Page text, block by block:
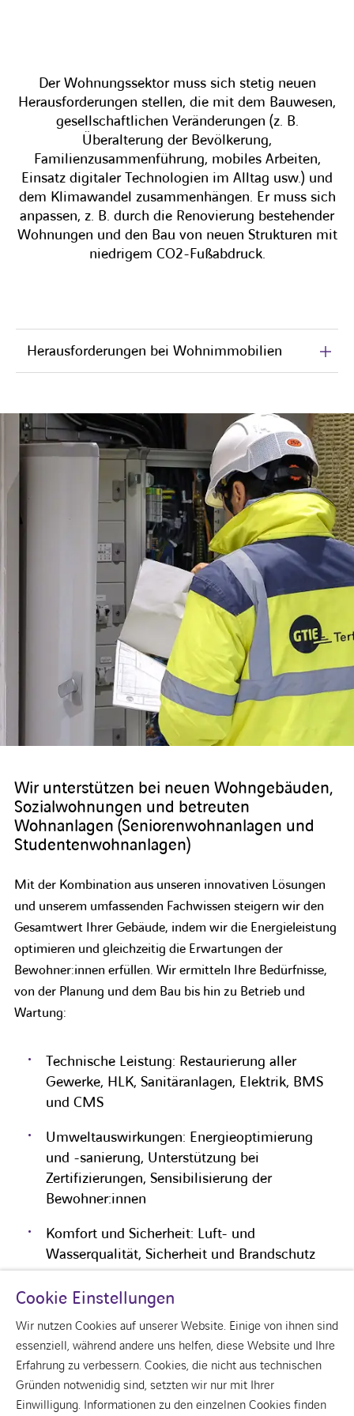
Der Wohnungssektor muss sich stetig neuen
Herausforderungen stellen, die mit dem Bauwesen,
gesellschaftlichen Veränderungen (z. B.
Überalterung der Bevölkerung,
Familienzusammenführung, mobiles Arbeiten,
Einsatz digitaler Technologien im Alltag usw.) und
dem Klimawandel zusammenhängen. Er muss sich
anpassen, z. B. durch die Renovierung bestehender
Wohnungen und den Bau von neuen Strukturen mit
niedrigem CO2-Fußabdruck.
Herausforderungen bei Wohnimmobilien
Wir unterstützen bei neuen Wohngebäuden,
Sozialwohnungen und betreuten
Wohnanlagen (Seniorenwohnanlagen und
Studentenwohnanlagen)
Mit der Kombination aus unseren innovativen Lösungen
und unserem umfassenden Fachwissen steigern wir den
Gesamtwert Ihrer Gebäude, indem wir die Energieleistung
optimieren und gleichzeitig die Erwartungen der
Bewohner:innen erfüllen. Wir ermitteln Ihre Bedürfnisse,
von der Planung und dem Bau bis hin zu Betrieb und
Wartung:
Technische Leistung: Restaurierung aller
Gewerke, HLK, Sanitäranlagen, Elektrik, BMS
und CMS
Umweltauswirkungen: Energieoptimierung
und -sanierung, Unterstützung bei
Zertifizierungen, Sensibilisierung der
Bewohner:innen
Komfort und Sicherheit: Luft- und
Wasserqualität, Sicherheit und Brandschutz
usw.
Über uns
linkedin
Cookie Einstellungen
Wir nutzen Cookies auf unserer Website. Einige von ihnen sind
essenziell, während andere uns helfen, diese Website und Ihre
Erfahrung zu verbessern. Cookies, die nicht aus technischen
Gründen notwenidig sind, setzten wir nur mit Ihrer
Einwilligung. Informationen zu den einzelnen Cookies finden